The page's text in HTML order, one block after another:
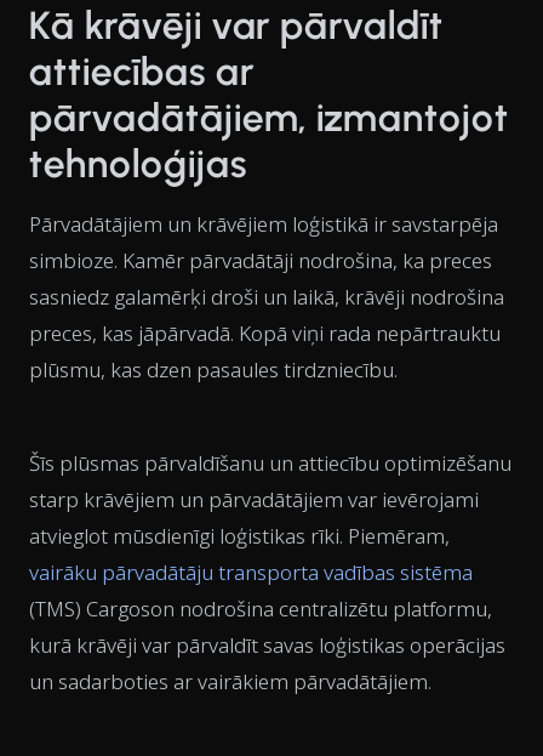
Kā krāvēji var pārvaldīt
attiecības ar
pārvadātājiem, izmantojot
tehnoloģijas
Pārvadātājiem un krāvējiem loģistikā ir savstarpēja
simbioze. Kamēr pārvadātāji nodrošina, ka preces
sasniedz galamērķi droši un laikā, krāvēji nodrošina
preces, kas jāpārvadā. Kopā viņi rada nepārtrauktu
plūsmu, kas dzen pasaules tirdzniecību.
Šīs plūsmas pārvaldīšanu un attiecību optimizēšanu
starp krāvējiem un pārvadātājiem var ievērojami
atvieglot mūsdienīgi loģistikas rīki. Piemēram,
vairāku pārvadātāju transporta vadības sistēma
(TMS) Cargoson nodrošina centralizētu platformu,
kurā krāvēji var pārvaldīt savas loģistikas operācijas
un sadarboties ar vairākiem pārvadātājiem.